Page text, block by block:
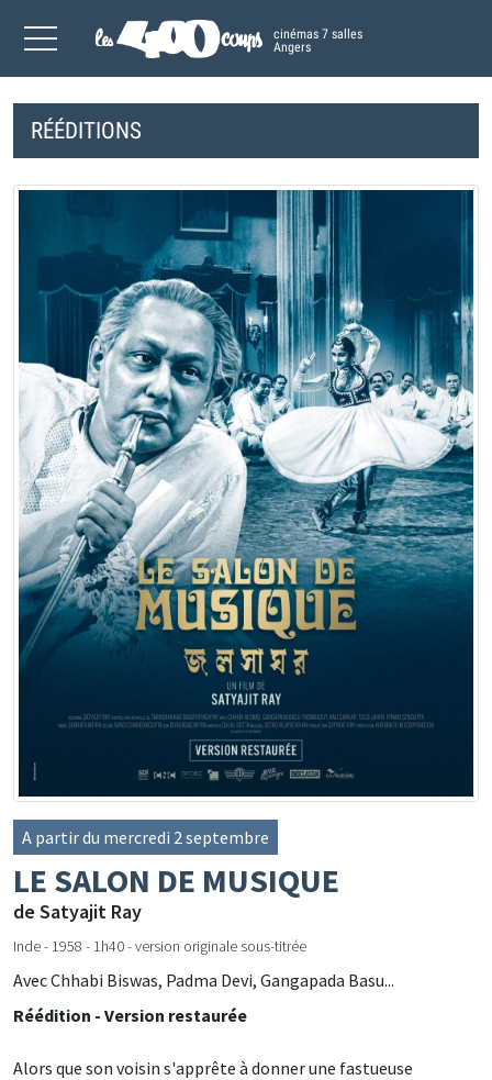
cinémas 7 salles
Angers
RÉÉDITIONS
A partir du mercredi 2 septembre
LE SALON DE MUSIQUE
de Satyajit Ray
Inde - 1958 - 1h40 - version originale sous-titrée
Avec Chhabi Biswas, Padma Devi, Gangapada Basu...
Réédition - Version restaurée
Alors que son voisin s'apprête à donner une fastueuse